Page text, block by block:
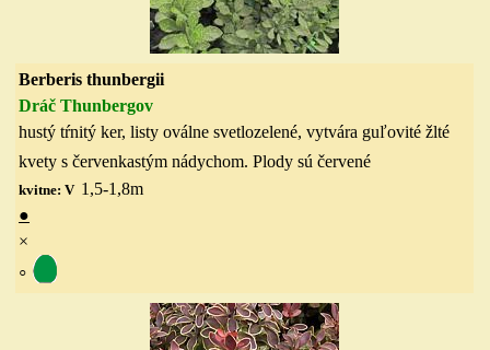
Berberis thunbergii
Dráč Thunbergov
hustý tŕnitý ker, listy oválne svetlozelené, vytvára guľovité žlté
kvety s červenkastým nádychom. Plody sú červené
kvitne: V 1,5-1,8m
●
×
◦